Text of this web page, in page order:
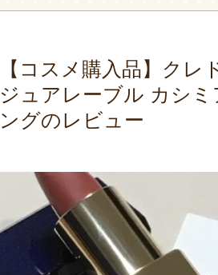
【コスメ購入品】ク
ジュアレーブル カシ
ングのレビュー